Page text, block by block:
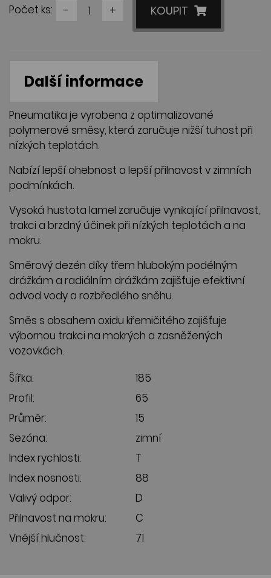
Počet ks: - + KOUPIT
Další informace
Pneumatika je vyrobena z optimalizované
polymerové směsy, která zaručuje nižší tuhost při
nízkých teplotách.
Nabízí lepší ohebnost a lepší přilnavost v zimních
podmínkách.
Vysoká hustota lamel zaručuje vynikající přilnavost,
trakci a brzdný účinek při nízkých teplotách a na
mokru.
Směrový dezén díky třem hlubokým podélným
drážkám a radiálním drážkám zajišťuje efektivní
odvod vody a rozbředlého sněhu.
Směs s obsahem oxidu křemičitého zajišťuje
výbornou trakci na mokrých a zasněžených
vozovkách.
Šířka:
185
Profil:
65
Průměr:
15
Sezóna:
zimní
Index rychlosti:
T
Index nosnosti:
88
Valivý odpor:
D
Přilnavost na mokru:
C
Vnější hlučnost:
71